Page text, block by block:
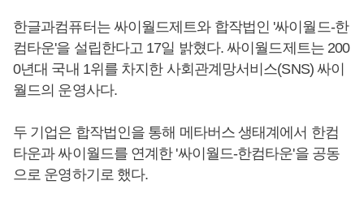
한글과컴퓨터는 싸이월드제트와 합작법인 '싸이월드-한
컴타운'을 설립한다고 17일 밝혔다. 싸이월드제트는 200
0년대 국내 1위를 차지한 사회관계망서비스(SNS) 싸이
월드의 운영사다.
두 기업은 합작법인을 통해 메타버스 생태계에서 한컴
타운과 싸이월드를 연계한 '싸이월드-한컴타운'을 공동
으로 운영하기로 했다.